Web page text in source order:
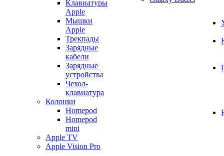
Клавиатуры
Apple
Мышки
Apple
Трекпады
Зарядные
кабели
Зарядные
устройства
Чехол-
клавиатура
Колонки
Homepod
Homepod
mini
Apple TV
Apple Vision Pro